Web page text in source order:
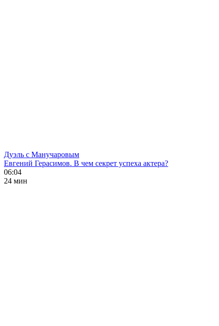
Дуэль с Манучаровым
Евгений Герасимов. В чем секрет успеха актера?
06:04
24 мин